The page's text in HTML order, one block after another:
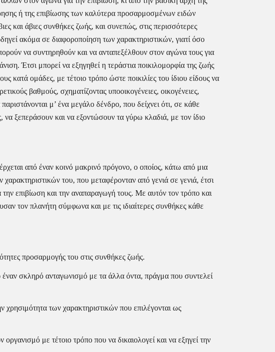
ή της επιβίωσης των καλύτερα προσαρμοσμένων ειδών
και άβιες συνθήκες ζωής, και συνεπώς, στις περισσότερες
ακόμα σε διαφοροποίηση των χαρακτηριστικών, γιατί όσο
να συντηρηθούν και να ανταπεξέλθουν στον αγώνα τους για
Έτσι μπορεί να εξηγηθεί η τεράστια ποικιλομορφία της ζωής
κατά ομάδες, με τέτοιο τρόπο ώστε ποικιλίες του ίδιου είδους να
βαθμούς, σχηματίζοντας υποοικογένειες, οικογένειες,
μ’ ένα μεγάλο δένδρο, που δείχνει ότι, σε κάθε
να ξεπεράσουν και να εξοντώσουν τα γύρω κλαδιά, με τον ίδιο
από έναν κοινό μακρινό πρόγονο, ο οποίος, κάτω από μια
του, που μεταφέρονταν από γενιά σε γενιά, έτσι
την επιβίωση και την αναπαραγωγή τους. Με αυτόν τον τρόπο και
τον πλανήτη σύμφωνα και με τις ιδιαίτερες συνθήκες κάθε
προσαρμογής του στις συνθήκες ζωής.
σκληρό ανταγωνισμό με τα άλλα όντα, πράγμα που συντελεί
των χαρακτηριστικών που επιλέγονται ως
με τέτοιο τρόπο που να δικαιολογεί και να εξηγεί την